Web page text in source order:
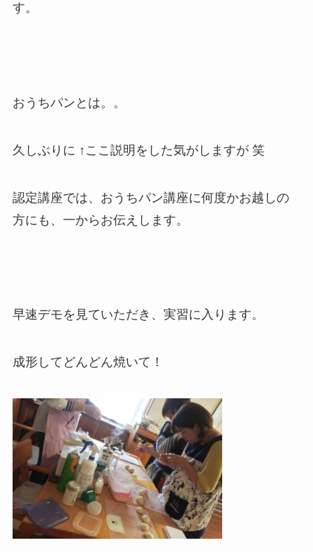
す。
おうちパンとは。。
久しぶりに ↑ここ説明をした気がしますが 笑
認定講座では、おうちパン講座に何度かお越しの
方にも、一からお伝えします。
早速デモを見ていただき、実習に入ります。
成形してどんどん焼いて！